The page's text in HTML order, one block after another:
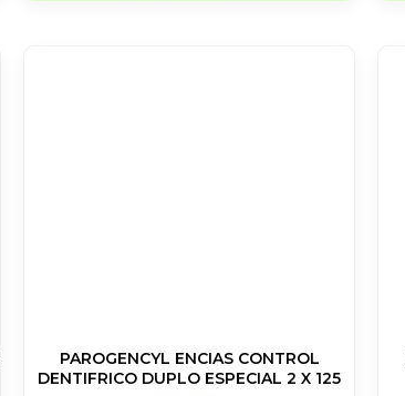
PAROGENCYL ENCIAS CONTROL
DENTIFRICO DUPLO ESPECIAL 2 X 125